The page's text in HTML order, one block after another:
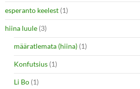
esperanto keelest (1)
hiina luule (3)
määratlemata (hiina) (1)
Konfutsius (1)
Li Bo (1)